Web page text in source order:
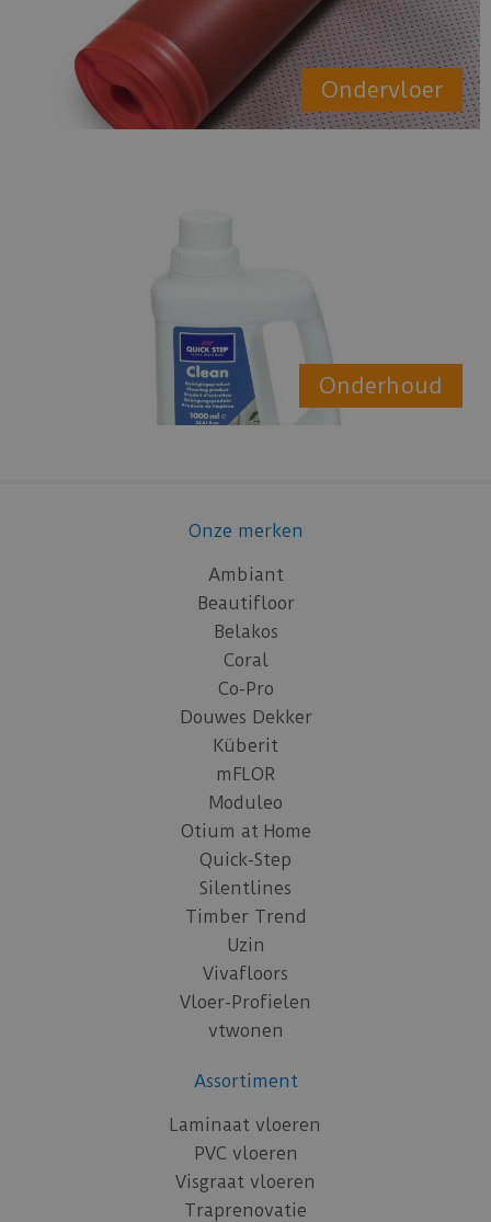
Ondervloer
Onderhoud
Onze merken
Ambiant
Beautifloor
Belakos
Coral
Co-Pro
Douwes Dekker
Küberit
mFLOR
Moduleo
Otium at Home
Quick-Step
Silentlines
Timber Trend
Uzin
Vivafloors
Vloer-Profielen
vtwonen
Assortiment
Laminaat vloeren
PVC vloeren
Visgraat vloeren
Traprenovatie